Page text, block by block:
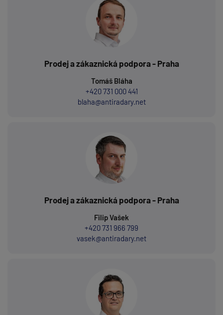
Prodej a zákaznická podpora - Praha
Tomáš Bláha
+420 731 000 441
blaha@antiradary.net
Prodej a zákaznická podpora - Praha
Filip Vašek
+420 731 966 799
vasek@antiradary.net